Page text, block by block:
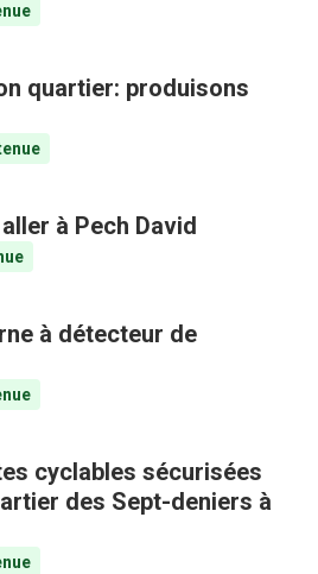
quartier: produisons
à Pech David
à détecteur de
cyclables sécurisées
des Sept-deniers à